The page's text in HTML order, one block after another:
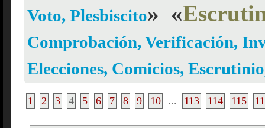
Voto, Plesbiscito» «
Comprobación, Verificación,
Elecciones, Comicios,
1 2 3 4 5 6 7 8 9 10 ... 113 114 115